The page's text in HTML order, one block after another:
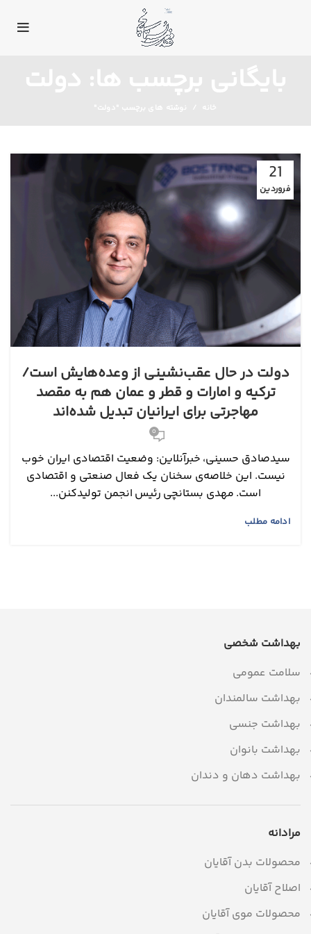
21
فروردین
دولت در حال عقب‌نشینی از وعده‌هایش است/
ترکیه و امارات و قطر و عمان هم به مقصد
مهاجرتی برای ایرانیان تبدیل شده‌اند
0
سیدصادق حسینی، خبرآنلاین: وضعیت اقتصادی ایران خوب
نیست. این خلاصه‌ی سخنان یک فعال صنعتی و اقتصادی
است. مهدی بستانچی رئیس انجمن تولیدکنن...
ادامه مطلب
بهداشت شخصی
سلامت عمومی
بهداشت سالمندان
بهداشت جنسی
بهداشت بانوان
بهداشت دهان و دندان
مرادانه
محصولات بدن آقایان
اصلاح آقایان
محصولات موی آقایان